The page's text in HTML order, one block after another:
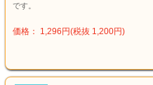
です。
価格： 1,296円(税抜 1,200円)